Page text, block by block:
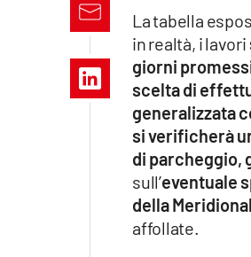
La tabella
in realtà, i lavori
giorni
scelta di
generalizzata
si verificherà
di parcheggio,
sull’eventuale
della
affollate.